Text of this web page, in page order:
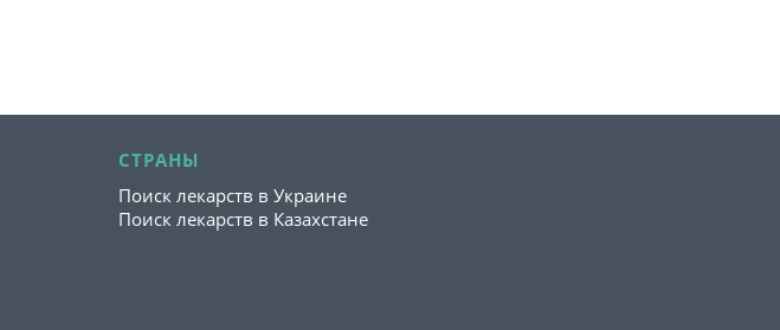
СТРАНЫ
Поиск лекарств в Украине
Поиск лекарств в Казахстане